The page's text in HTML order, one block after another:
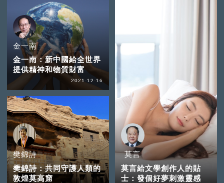
金一南
金一南：新中國給全世界
提供精神和物質財富
2021-12-16
樊錦詩
樊錦詩：共同守護人類的
敦煌莫高窟
莫言
莫言給文學創作人的貼
士：發個好夢刺激靈感